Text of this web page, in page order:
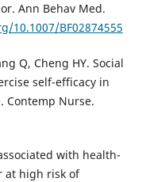
Ann Behav Med.
10.1007/BF02874555
Q, Cheng HY. Social
self-efficacy in
Contemp Nurse.
with health-
at high risk of